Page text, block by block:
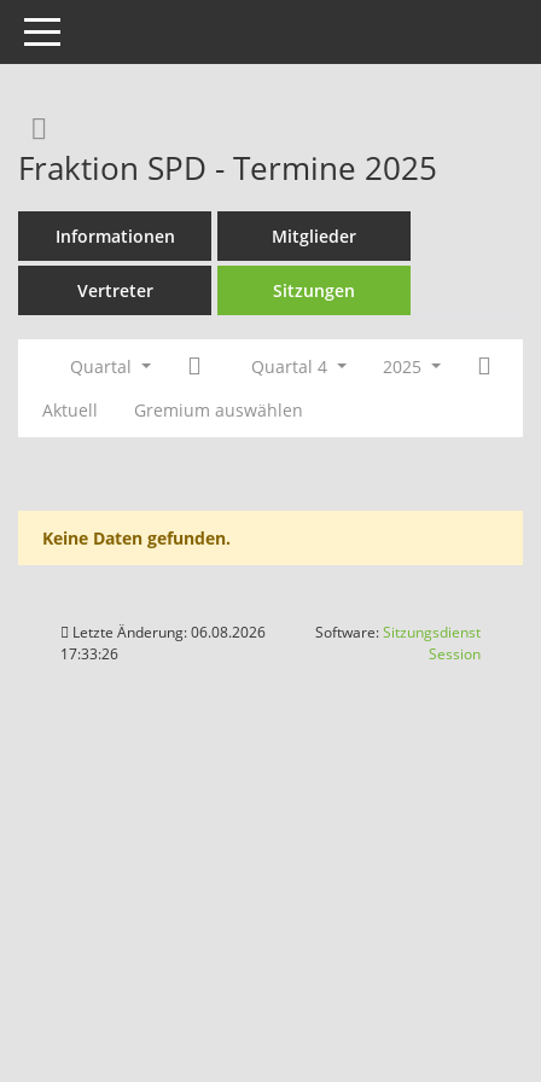
Toggle navigation
Fraktion SPD - Termine 2025
Informationen Mitglieder
Vertreter Sitzungen
Quartal Quartal 4
2025
Aktuell
Gremium auswählen
Keine Daten gefunden.
Letzte Änderung: 06.08.2026
17:33:26
Software:Sitzungsdienst
Session(Wird in